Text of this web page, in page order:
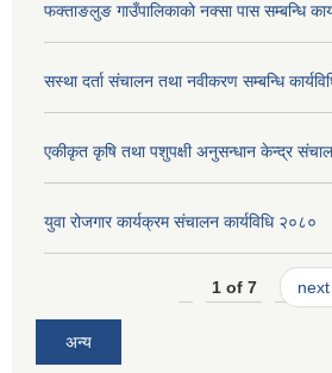
फक्ताङलुङ गाउँपालिकाको नक्सा पास सम्बन्धि
सस्था दर्ता संचालन तथा नवीकरण सम्बन्धि
एकीकृत कृषि तथा पशुपक्षी अनुसन्धान केन्द्र
युवा रोजगार कार्यक्रम संचालन कार्यविधि २०८०
1 of 7 next
अन्य